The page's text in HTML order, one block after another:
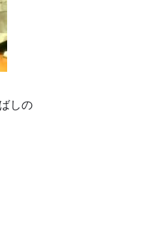
しの